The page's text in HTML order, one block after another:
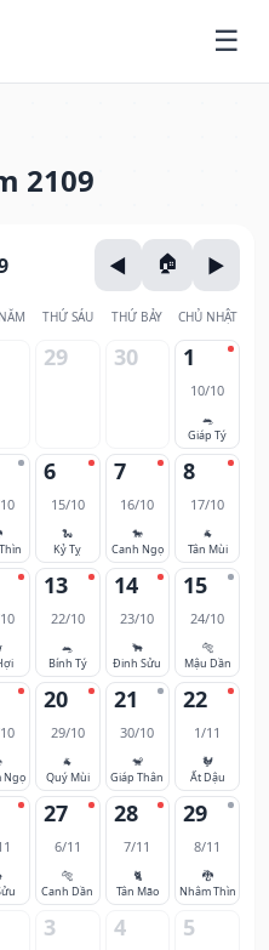
2109
THỨ SÁU THỨ BẢY CHỦ NHẬT
29 30 1
10/10
🐀
Giáp Tý
6
15/10
🐍
Kỷ Tỵ
7
16/10
🐎
Canh Ngọ
8
17/10
🐐
Tân Mùi
13
22/10
🐀
Bính Tý
14
23/10
🐂
Đinh Sửu
15
24/10
🐅
Mậu Dần
Ngọ
20
29/10
🐐
Quý Mùi
21
30/10
🐒
Giáp Thân
22
1/11
🐓
Ất Dậu
27
6/11
🐅
Canh Dần
28
7/11
🐈
Tân Mão
29
8/11
🐉
Nhâm Thìn
3 4 5